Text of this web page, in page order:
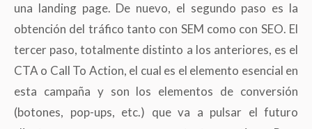
una landing page. De nuevo, el segundo paso es la
obtención del tráfico tanto con SEM como con SEO. El
tercer paso, totalmente distinto a los anteriores, es el
CTA o Call To Action, el cual es el elemento esencial en
esta campaña y son los elementos de conversión
(botones, pop-ups, etc.) que va a pulsar el futuro